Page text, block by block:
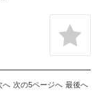
へ 次の5ページへ 最後へ